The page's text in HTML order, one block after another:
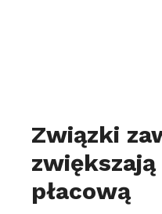
Związki
płacową